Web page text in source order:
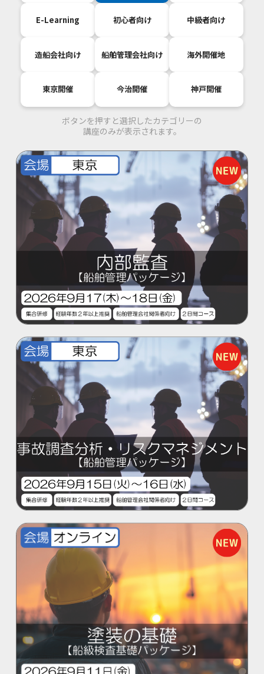
E-Learning 初心者向け 中級者向け
造船会社向け 船舶管理会社向け 海外開催地
東京開催 今治開催 神戸開催
ボタンを押すと選択したカテゴリーの
講座のみが表示されます。